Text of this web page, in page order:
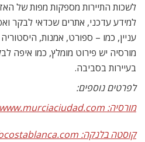
לשכות התיירות מספקות מפות של
למידע עדכני, אתרים שכדאי לבקר
עניין, כמו – ספורט, אמנות,
מורסיה יש פירוט מומלץ, כמו איפה
בעיירות בסביבה.
לפרטים נוספים:
מורסיה: www.murciaciudad.com
קוסטה בלנקה: www.infocostablanca.com